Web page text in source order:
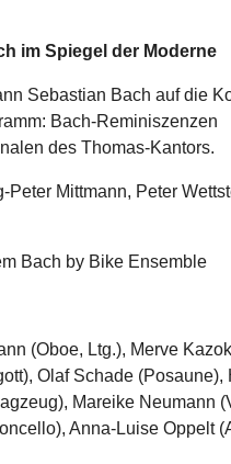
im Spiegel der Moderne
Sebastian Bach auf die
Bach-Reminiszenzen
des Thomas-Kantors.
Mittmann, Peter
Bach by Bike Ensemble
(Oboe, Ltg.), Merve
Olaf Schade (Posaune),
Mareike Neumann
Anna-Luise Oppelt